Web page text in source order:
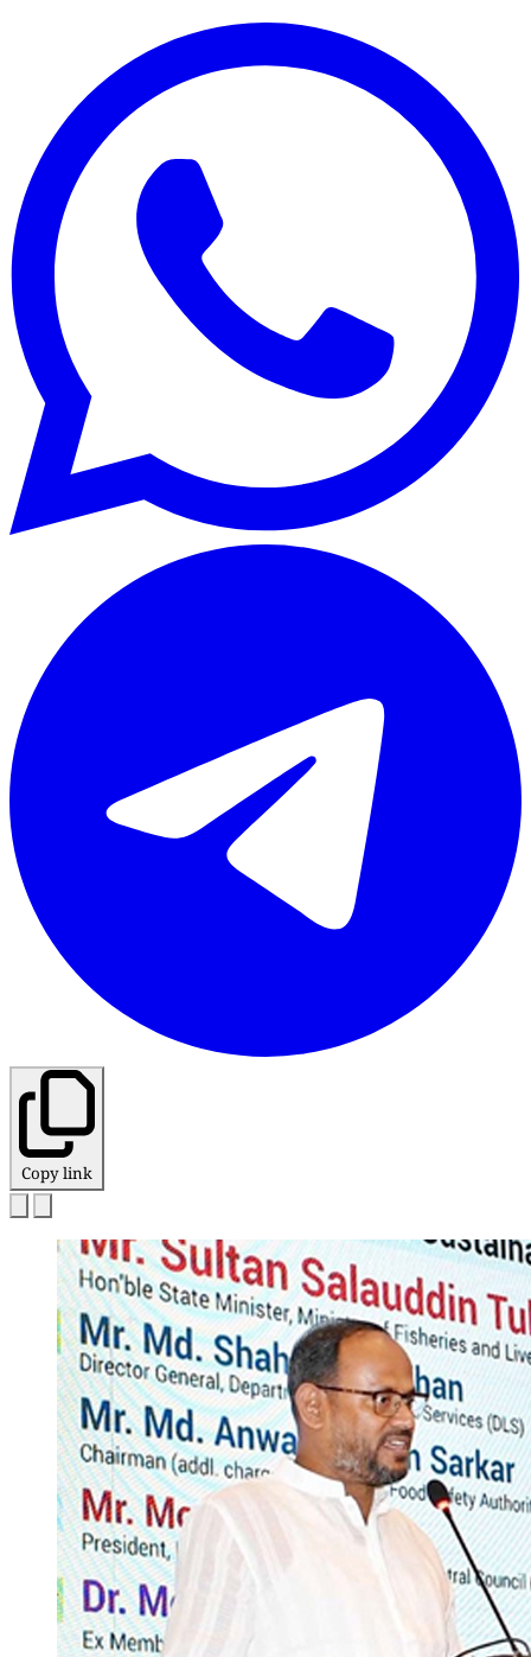
Copy link